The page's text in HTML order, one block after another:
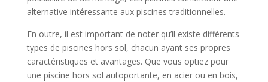
alternative intéressante aux piscines traditionnelles.
En outre, il est important de noter qu’il existe différents
types de piscines hors sol, chacun ayant ses propres
caractéristiques et avantages. Que vous optiez pour
une piscine hors sol autoportante, en acier ou en bois,